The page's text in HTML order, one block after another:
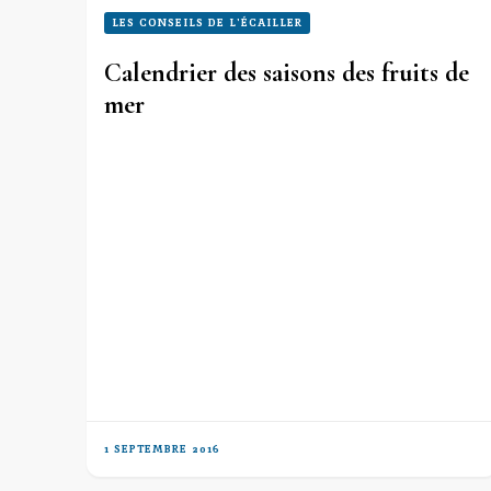
LES CONSEILS DE L'ÉCAILLER
Calendrier des saisons des fruits de
mer
1 SEPTEMBRE 2016